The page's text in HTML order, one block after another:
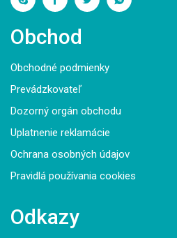
Obchod
Obchodné podmienky
Prevádzkovateľ
Dozorný orgán obchodu
Uplatnenie reklamácie
Ochrana osobných údajov
Pravidlá používania cookies
Odkazy